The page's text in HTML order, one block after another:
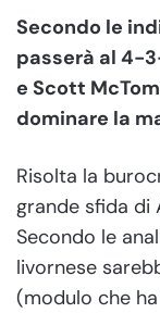
Secondo le
passerà al 4-
e Scott
dominare la
Risolta la
grande sfida di
Secondo le
livornese
(modulo che